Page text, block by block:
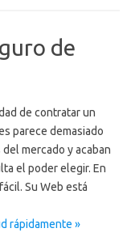
de
de contratar un
parece demasiado
mercado y acaban
el poder elegir. En
Su Web está
rápidamente »